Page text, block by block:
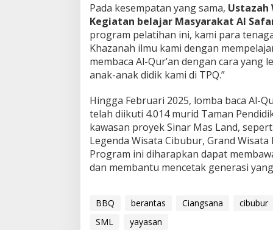
Pada kesempatan yang sama, Ustazah
Kegiatan belajar Masyarakat Al
program pelatihan ini, kami para
Khazanah ilmu kami dengan
membaca Al-Qur’an dengan cara
anak-anak didik kami di TPQ.”
Hingga Februari 2025, lomba baca Al-
telah diikuti 4.014 murid Taman
kawasan proyek Sinar Mas Land,
Legenda Wisata Cibubur, Grand
Program ini diharapkan dapat
dan membantu mencetak generasi
BBQ berantas Ciangsana cibubur
SML
yayasan